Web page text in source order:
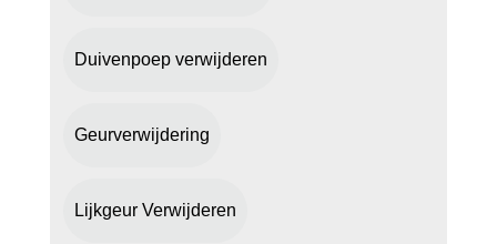
Duivenpoep verwijderen
Geurverwijdering
Lijkgeur Verwijderen